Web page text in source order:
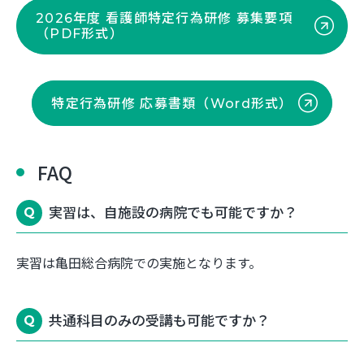
2026年度 看護師特定行為研修 募集要項
（PDF形式）
特定行為研修 応募書類（Word形式）
FAQ
実習は、自施設の病院でも可能ですか？
実習は亀田総合病院での実施となります。
共通科目のみの受講も可能ですか？